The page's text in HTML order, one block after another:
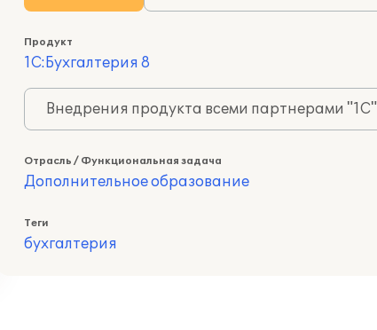
Продукт
1С:Бухгалтерия 8
Внедрения продукта всеми партнерами "1С"
Отрасль / Функциональная задача
Дополнительное образование
Теги
бухгалтерия